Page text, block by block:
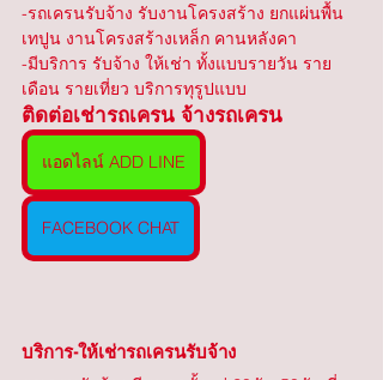
-รถเครนรับจ้าง รับงานโครงสร้าง ยกแผ่นพื้น
เทปูน งานโครงสร้างเหล็ก คานหลังคา
-มีบริการ รับจ้าง ให้เช่า ทั้งแบบรายวัน ราย
เดือน รายเที่ยว บริการทุรูปแบบ
ติดต่อเช่ารถเครน จ้างรถเครน
แอดไลน์ ADD LINE
FACEBOOK CHAT
บริการ-ให้เช่ารถเครนรับจ้าง